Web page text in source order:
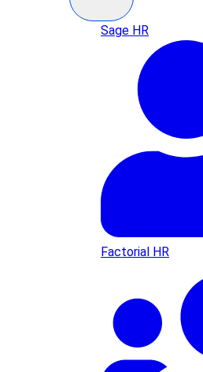
Sage HR
Factorial HR